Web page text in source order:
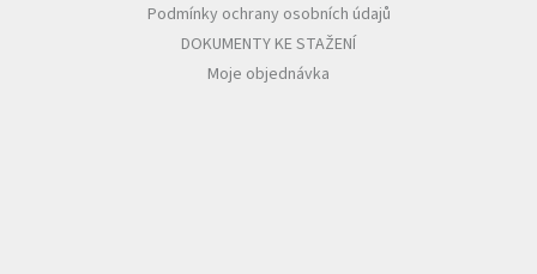
Podmínky ochrany osobních údajů
DOKUMENTY KE STAŽENÍ
Moje objednávka